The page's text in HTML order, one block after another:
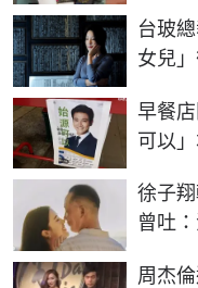
台玻
女兒
早餐
可以
徐子
曾吐
周杰